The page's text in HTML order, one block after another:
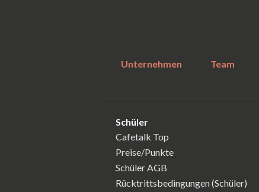
Unternehmen Team
Schüler
Cafetalk Top
Preise/Punkte
Schüler AGB
Rücktrittsbedingungen (Schüler)